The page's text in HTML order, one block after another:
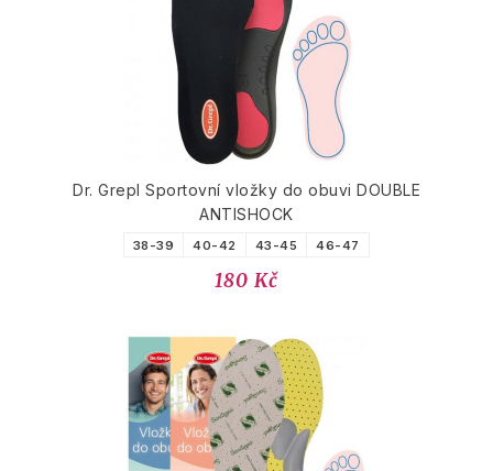
Dr. Grepl Sportovní vložky do obuvi DOUBLE
ANTISHOCK
38-39 40-42 43-45 46-47
180 Kč